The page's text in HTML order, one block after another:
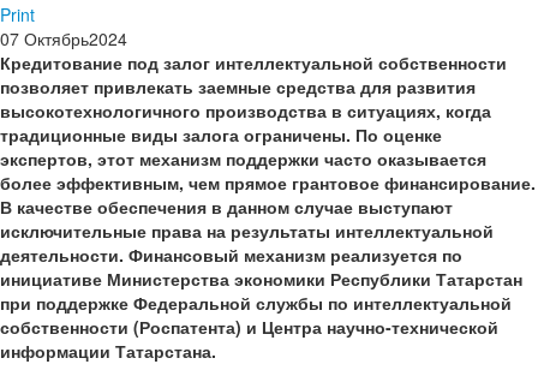
Print
07 Октябрь2024
Кредитование под залог интеллектуальной собственности
позволяет привлекать заемные средства для развития
высокотехнологичного производства в ситуациях, когда
традиционные виды залога ограничены. По оценке
экспертов, этот механизм поддержки часто оказывается
более эффективным, чем прямое грантовое финансирование.
В качестве обеспечения в данном случае выступают
исключительные права на результаты интеллектуальной
деятельности. Финансовый механизм реализуется по
инициативе Министерства экономики Республики Татарстан
при поддержке Федеральной службы по интеллектуальной
собственности (Роспатента) и Центра научно-технической
информации Татарстана.